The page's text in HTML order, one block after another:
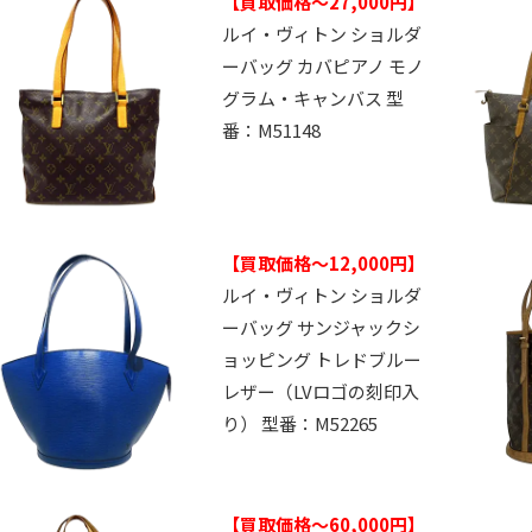
ルイ・ヴィトン ショルダ
ーバッグ カバピアノ モノ
グラム・キャンバス 型
番：M51148
【買取価格～12,000円】
ルイ・ヴィトン ショルダ
ーバッグ サンジャックシ
ョッピング トレドブルー
レザー（LVロゴの刻印入
り） 型番：M52265
【買取価格～60,000円】